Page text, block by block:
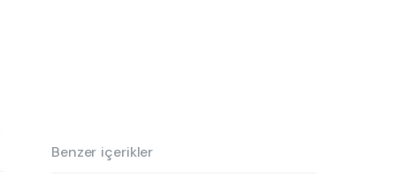
Benzer içerikler